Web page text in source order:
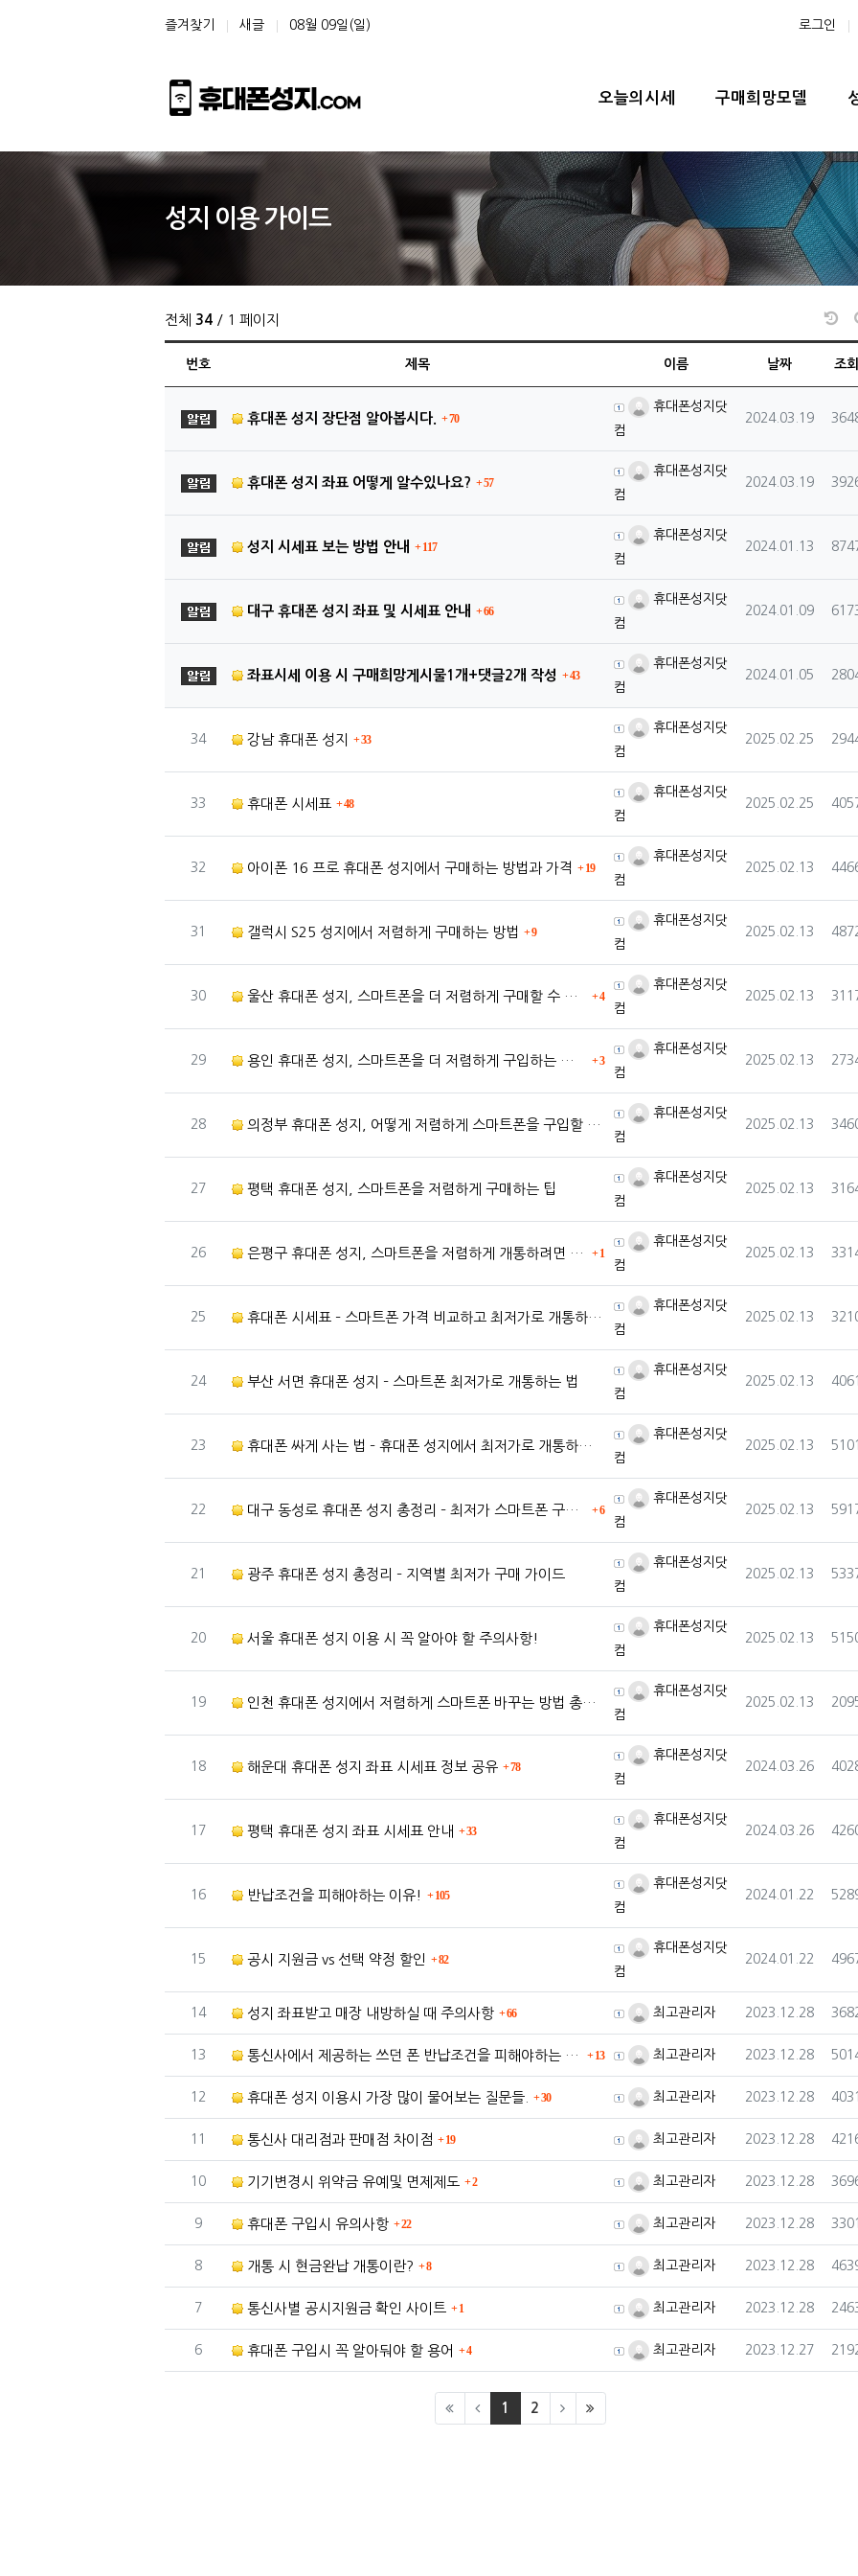
즐겨찾기 새글 08월 09일(일) 로그인
오늘의시세 구매희망모델
성지 이용 가이드
전체 34 / 1 페이지
번호
제목 이름 날짜 조회
공지사항휴대폰 성지 장단점 알아봅시다. 댓글
70
등록자
휴대폰성지닷
컴
등록일
2024.03.19 조회
공지사항휴대폰 성지 좌표 어떻게 알수있나요? 댓글
57
등록자
휴대폰성지닷
컴
등록일
2024.03.19 조회
공지사항성지 시세표 보는 방법 안내 댓글
117
등록자
휴대폰성지닷
컴
등록일
2024.01.13 조회
공지사항대구 휴대폰 성지 좌표 및 시세표 안내 댓글
66
등록자
휴대폰성지닷
컴
등록일
2024.01.09 조회
공지사항좌표시세 이용 시 구매희망게시물1개+댓글2개 작성 댓글
43
등록자
휴대폰성지닷
컴
등록일
2024.01.05 조회
번호
34 강남 휴대폰 성지 댓글
33
등록자 휴대폰성지닷
컴
등록일
2025.02.25 조회
번호
33 휴대폰 시세표 댓글
48
등록자 휴대폰성지닷
컴
등록일
2025.02.25 조회
번호
32 아이폰 16 프로 휴대폰 성지에서 구매하는 방법과 가격 댓글
19
등록자 휴대폰성지닷
컴
등록일
2025.02.13 조회
번호
31 갤럭시 S25 성지에서 저렴하게 구매하는 방법 댓글
9
등록자 휴대폰성지닷
컴
등록일
2025.02.13 조회
번호
30 울산 휴대폰 성지, 스마트폰을 더 저렴하게 구매할 수 있는 방법은? 댓글
4
등록자 휴대폰성지닷
컴
등록일
2025.02.13 조회
번호
29 용인 휴대폰 성지, 스마트폰을 더 저렴하게 구입하는 방법! 댓글
3
등록자 휴대폰성지닷
컴
등록일
2025.02.13 조회
번호
28 의정부 휴대폰 성지, 어떻게 저렴하게 스마트폰을 구입할 수 있을까?
등록자 휴대폰성지닷
컴
등록일
2025.02.13 조회
번호
27 평택 휴대폰 성지, 스마트폰을 저렴하게 구매하는 팁
등록자 휴대폰성지닷
컴
등록일
2025.02.13 조회
번호
26 은평구 휴대폰 성지, 스마트폰을 저렴하게 개통하려면 어떻게 해야 할까? 댓글
1
등록자 휴대폰성지닷
컴
등록일
2025.02.13 조회
번호
25 휴대폰 시세표 – 스마트폰 가격 비교하고 최저가로 개통하는 법
등록자 휴대폰성지닷
컴
등록일
2025.02.13 조회
번호
24 부산 서면 휴대폰 성지 – 스마트폰 최저가로 개통하는 법
등록자 휴대폰성지닷
컴
등록일
2025.02.13 조회
4061
번호
23 휴대폰 싸게 사는 법 – 휴대폰 성지에서 최저가로 개통하는 노하우
등록자 휴대폰성지닷
컴
등록일
2025.02.13 조회
5101
번호
22 대구 동성로 휴대폰 성지 총정리 – 최저가 스마트폰 구매 가이드 댓글
6
등록자 휴대폰성지닷
컴
등록일
2025.02.13 조회
번호
21 광주 휴대폰 성지 총정리 – 지역별 최저가 구매 가이드
등록자 휴대폰성지닷
컴
등록일
2025.02.13 조회
번호
20 서울 휴대폰 성지 이용 시 꼭 알아야 할 주의사항!
등록자 휴대폰성지닷
컴
등록일
2025.02.13 조회
번호
19 인천 휴대폰 성지에서 저렴하게 스마트폰 바꾸는 방법 총정리
등록자 휴대폰성지닷
컴
등록일
2025.02.13 조회
번호
18 해운대 휴대폰 성지 좌표 시세표 정보 공유 댓글
78
등록자 휴대폰성지닷
컴
등록일
2024.03.26 조회
번호
17 평택 휴대폰 성지 좌표 시세표 안내 댓글
33
등록자 휴대폰성지닷
컴
등록일
2024.03.26 조회
번호
16 반납조건을 피해야하는 이유! 댓글
105
등록자 휴대폰성지닷
컴
등록일
2024.01.22 조회
번호
15 공시 지원금 vs 선택 약정 할인 댓글
82
등록자 휴대폰성지닷
컴
등록일
2024.01.22 조회
번호
14 성지 좌표받고 매장 내방하실 때 주의사항 댓글
66 등록자 최고관리자 등록일
2023.12.28 조회
번호
13 통신사에서 제공하는 쓰던 폰 반납조건을 피해야하는 이유! 댓글
13 등록자 최고관리자 등록일
2023.12.28 조회
번호
12 휴대폰 성지 이용시 가장 많이 물어보는 질문들. 댓글
30 등록자 최고관리자 등록일
2023.12.28 조회
4031
번호
11 통신사 대리점과 판매점 차이점 댓글
19 등록자 최고관리자 등록일
2023.12.28 조회
번호
10 기기변경시 위약금 유예및 면제제도 댓글
2 등록자 최고관리자 등록일
2023.12.28 조회
번호
9 휴대폰 구입시 유의사항 댓글
22 등록자 최고관리자 등록일
2023.12.28 조회
3301
번호
8 개통 시 현금완납 개통이란? 댓글
8 등록자 최고관리자 등록일
2023.12.28 조회
번호
7 통신사별 공시지원금 확인 사이트 댓글
1 등록자 최고관리자 등록일
2023.12.28 조회
번호
6 휴대폰 구입시 꼭 알아둬야 할 용어 댓글
4 등록자 최고관리자 등록일
2023.12.27 조회
1 (current)
2